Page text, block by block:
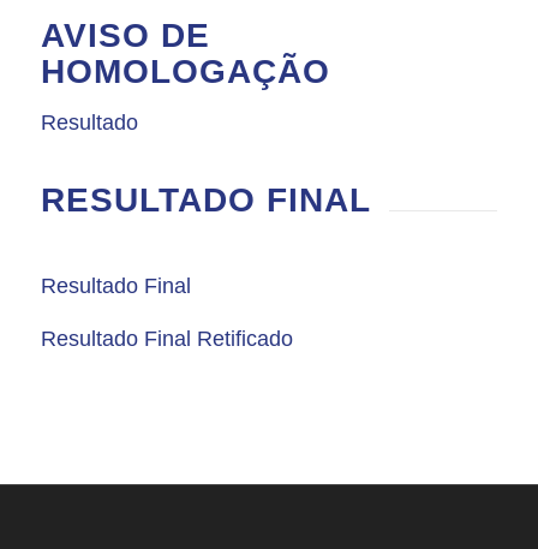
AVISO DE
HOMOLOGAÇÃO
Resultado
RESULTADO FINAL
Resultado Final
Resultado Final Retificado